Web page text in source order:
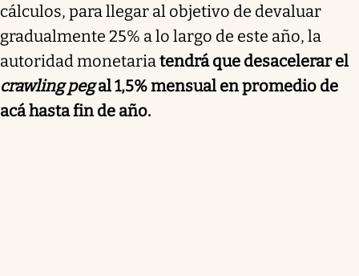
cálculos, para llegar al objetivo de devaluar
gradualmente 25% a lo largo de este año, la
autoridad monetariatendrá que desacelerar el
crawling pegal 1,5% mensual en promedio de
acá hasta fin de año.